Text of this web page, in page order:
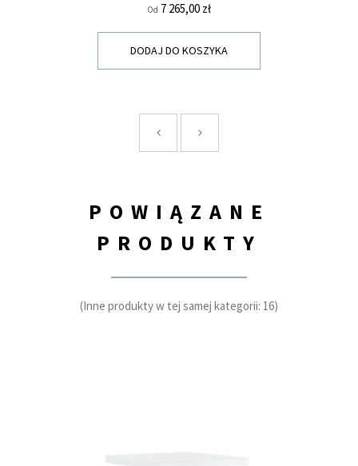
Od Cena
7 265,00 zł
DODAJ DO KOSZYKA
POWIĄZANE
PRODUKTY
(Inne produkty w tej samej kategorii: 16)